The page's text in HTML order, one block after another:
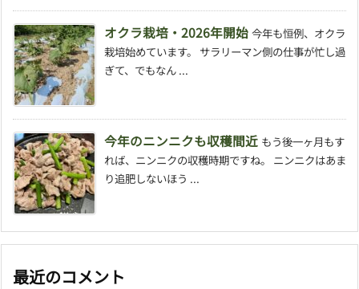
オクラ栽培・2026年開始 今年も恒例、オクラ
栽培始めています。 サラリーマン側の仕事が忙し過
ぎて、でもなん ...
今年のニンニクも収穫間近 もう後一ヶ月もす
れば、ニンニクの収穫時期ですね。 ニンニクはあま
り追肥しないほう ...
最近のコメント